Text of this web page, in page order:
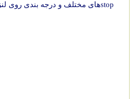
stopهای مختلف و درجه بندی روی لنز را مشاهده می‌کنید: